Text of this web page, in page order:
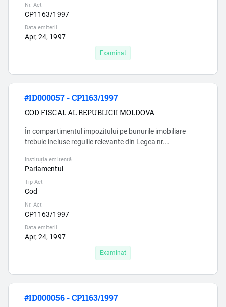
Nr. Act
CP1163/1997
Data emiterii
Apr, 24, 1997
Examinat
#ID000057 - CP1163/1997
COD FISCAL AL REPUBLICII MOLDOVA
În compartimentul impozitului pe bunurile imobiliare
trebuie incluse regulile relevante din Legea nr.
reglementează reguli fiscale la unul și același subiect
contravine art. 3 CF si sporeste riscul erorilor si,
Instituția emitentă
Parlamentul
Tip Act
Cod
Nr. Act
CP1163/1997
Data emiterii
Apr, 24, 1997
Examinat
#ID000056 - CP1163/1997